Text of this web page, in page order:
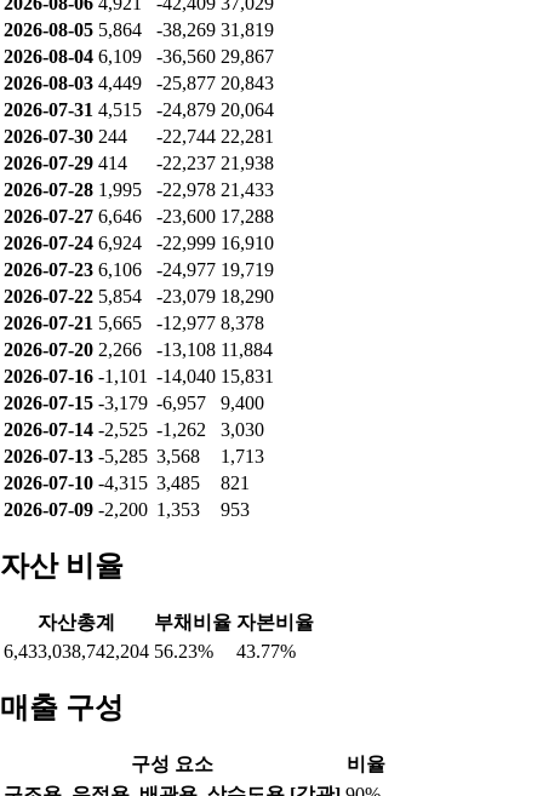
2026-07-16 2,078 -7,083
6,431
2026-07-15 -654 -5,695
6,370
2026-07-14 2,760 -4,830
1,317
2026-07-13 -970 83
892
2026-07-10 -2,115 2,132
-132
2026-07-09 -2,200 1,353 953
누적 순매수
날짜 개인 기관
외인
2026-08-07 14,382 -41,844 26,283
2026-08-06 4,921 -42,409 37,029
2026-08-05 5,864 -38,269 31,819
2026-08-04 6,109 -36,560 29,867
2026-08-03 4,449 -25,877 20,843
2026-07-31 4,515 -24,879
20,064
2026-07-30 244 -22,744
22,281
2026-07-29 414 -22,237
21,938
2026-07-28 1,995 -22,978
21,433
2026-07-27 6,646 -23,600
17,288
2026-07-23
6,106
2026-07-21 5,665 -12,977 8,378
2026-07-20 2,266 -13,108
11,884
2026-07-15 -3,179
-5,285 3,568
2026-07-10 -4,315 3,485
821